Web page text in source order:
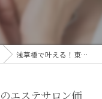
浅草橋で叶える！東京都台東区のエステサロン価格と魅力徹底解剖
エステサロン価